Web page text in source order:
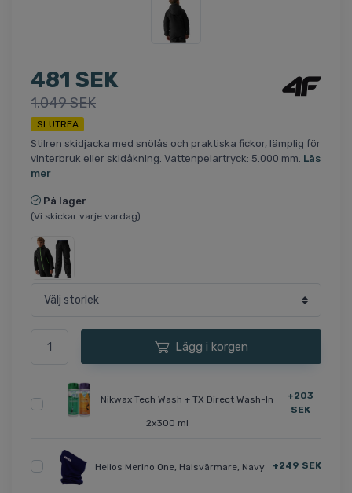
481 SEK
1.049 SEK
SLUTREA
Stilren skidjacka med snölås och praktiska fickor, lämplig för
vinterbruk eller skidåkning. Vattenpelartryck: 5.000 mm. Läs
mer
På lager
(Vi skickar varje vardag)
Lägg i korgen
Nikwax Tech Wash + TX Direct Wash-In
2x300 ml
+203
SEK
Helios Merino One, Halsvärmare, Navy +249 SEK